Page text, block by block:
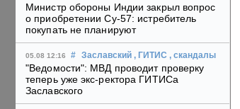
Министр обороны Индии закрыл вопрос
о приобретении Су-57: истребитель
покупать не планируют
05.08 12:16 # Заславский , ГИТИС , скандалы
"Ведомости": МВД проводит проверку
теперь уже экс-ректора ГИТИСа
Заславского